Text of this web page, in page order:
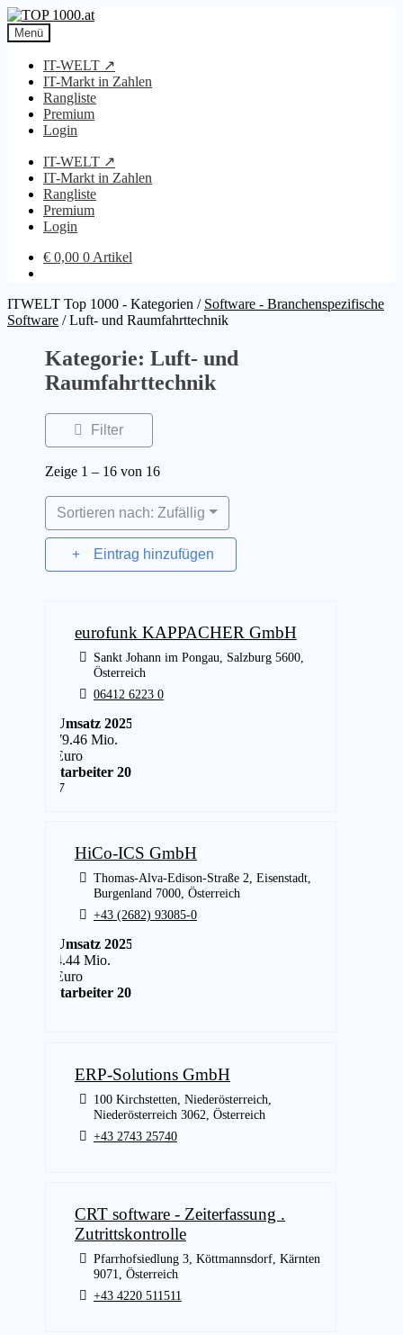
Zur
Navigation
springen
Zum
Inhalt
springen
Menü
IT-WELT ↗
IT-Markt in Zahlen
Rangliste
Premium
Login
IT-WELT ↗
IT-Markt in Zahlen
Rangliste
Premium
Login
€ 0,00 0 Artikel
ITWELT Top 1000 - Kategorien / Software - Branchenspezifische
Software /Luft- und Raumfahrttechnik
Kategorie: Luft- und
Raumfahrttechnik
Filter
Zeige 1 – 16 von 16
Sortieren nach: Zufällig
Eintrag hinzufügen
eurofunk KAPPACHER GmbH
Sankt Johann im Pongau, Salzburg 5600,
Österreich
06412 6223 0
Umsatz 2025
79.46 Mio.
Euro
Mitarbeiter 2025
567
HiCo-ICS GmbH
Thomas-Alva-Edison-Straße 2, Eisenstadt,
Burgenland 7000, Österreich
+43 (2682) 93085-0
Umsatz 2025
4.44 Mio.
Euro
Mitarbeiter 2025
ERP-Solutions GmbH
100 Kirchstetten, Niederösterreich,
Niederösterreich 3062, Österreich
+43 2743 25740
CRT software - Zeiterfassung .
Zutrittskontrolle
Pfarrhofsiedlung 3, Köttmannsdorf, Kärnten
9071, Österreich
+43 4220 511511